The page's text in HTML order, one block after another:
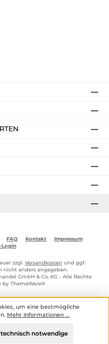
FAQ Kontakt
Impressum
Login
zzgl. Versandkosten und ggf.
nicht anders angegeben.
GmbH & Co. KG - Alle Rechte
by ThemeWare®
um eine bestmögliche
Mehr Informationen ...
notwendige